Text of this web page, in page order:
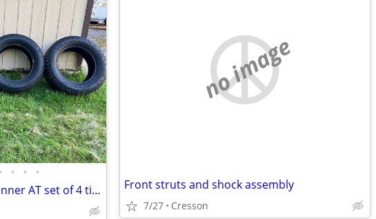
• • •
Goodyear Wrangler Trailrunner AT set of 4 tires LT 275/65/R20
no image
Front struts and shock assembly
7/27 Cresson